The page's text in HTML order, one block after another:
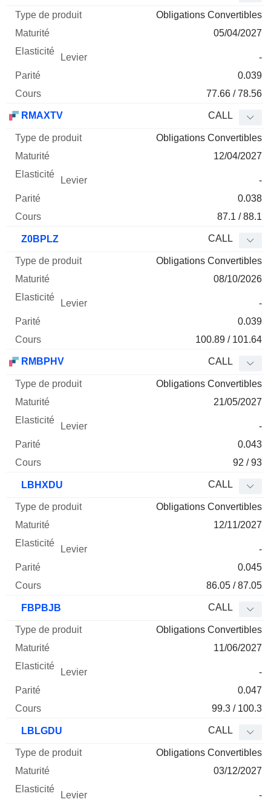
Obligations Convertibles
05/04/2027
-
0.039
77.66 / 78.56
RMAXTV CALL
Obligations Convertibles
12/04/2027
-
0.038
87.1 / 88.1
Z0BPLZ CALL
Obligations Convertibles
08/10/2026
-
0.039
100.89 / 101.64
RMBPHV CALL
Obligations Convertibles
21/05/2027
-
0.043
92 / 93
LBHXDU CALL
Obligations Convertibles
12/11/2027
-
0.045
86.05 / 87.05
FBPBJB CALL
Obligations Convertibles
11/06/2027
-
0.047
99.3 / 100.3
LBLGDU CALL
Obligations Convertibles
03/12/2027
-